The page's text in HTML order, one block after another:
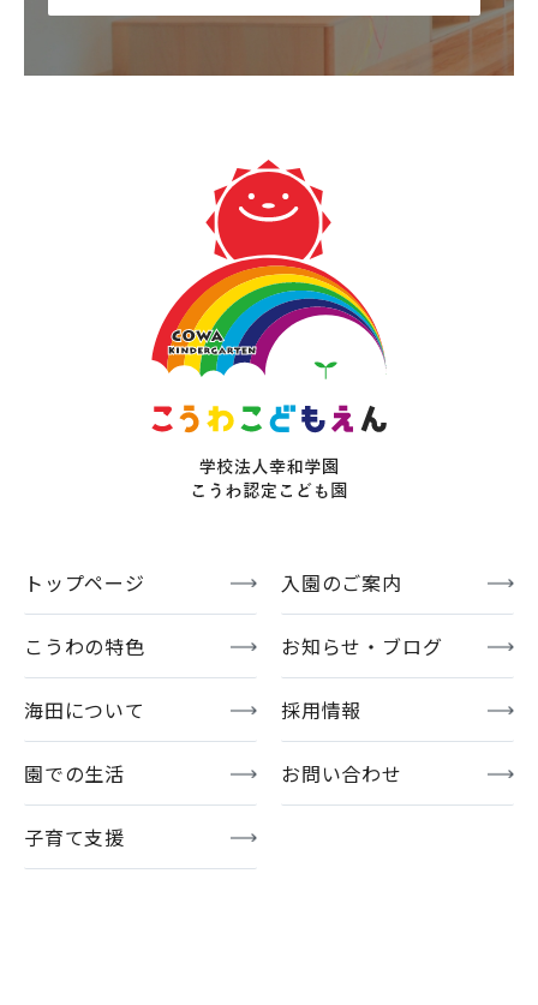
トップページ 入園のご案内
こうわの特色 お知らせ・ブログ
海田について 採用情報
園での生活 お問い合わせ
子育て支援